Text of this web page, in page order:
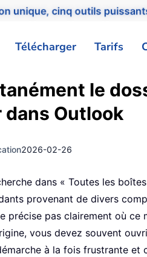
unique, cinq outils
Télécharger Tarifs
le
Outlook
2026-02-26
dans « Toutes les
provenant de divers
précise pas clairement où
vous devez souvent
à la fois frustrante et